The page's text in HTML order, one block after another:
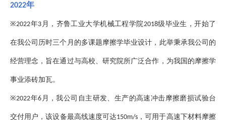
2022年
※2022年3 月，齐鲁工业大学机械工程学院2018级毕业生，开始了
在我公司历时三个月的多课题摩擦学毕业设计，此举秉承我公司的
经营理念，旨在通过与高校、研究院所广泛合作，为我国的摩擦学
事业添砖加瓦。
※2022年6 月，我公司自主研发、生产的高速冲击摩擦磨损试验台
交付用户，该设备最高线速度可达150m/s ，可用于高速下材料摩擦